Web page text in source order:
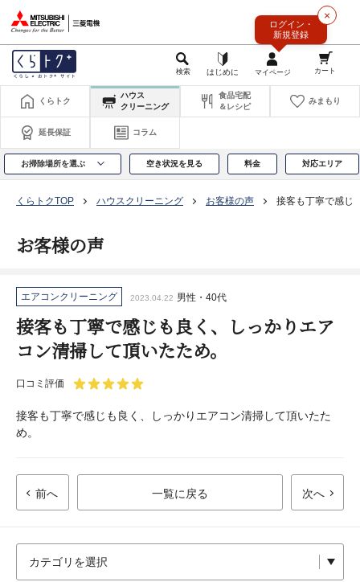
×
ログイン・
新規登録
くらトク
ハウス
クリーニング
食品宅配
＆レシピ
みまもり
延長保証 コラム
お掃除場所を選ぶ 空き状況を見る 料金 対応エリア
くらトクTOP ハウスクリーニング お客様の声 接客も丁寧で感じ
お客様の声
エアコンクリーニング 2023.04.22 男性・40代
接客も丁寧で感じも良く、しっかりエア
コン清掃して頂いたため。
口コミ評価
接客も丁寧で感じも良く、しっかりエアコン清掃して頂いたた
め。
前へ 一覧に戻る 次へ